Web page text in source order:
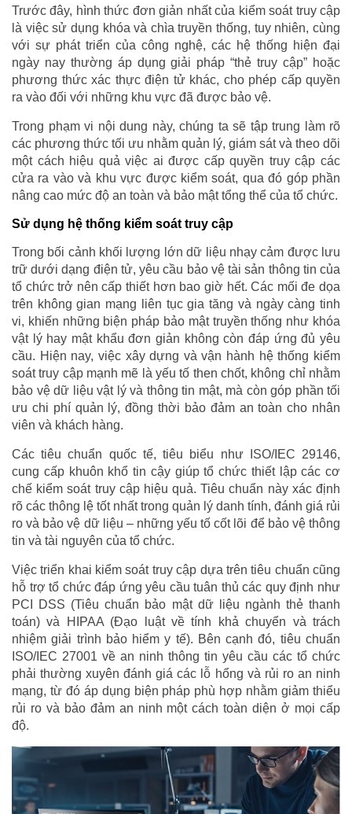
Trước đây, hình thức đơn giản nhất của kiểm soát truy cập
là việc sử dụng khóa và chìa truyền thống, tuy nhiên, cùng
với sự phát triển của công nghệ, các hệ thống hiện đại
ngày nay thường áp dụng giải pháp “thẻ truy cập” hoặc
phương thức xác thực điện tử khác, cho phép cấp quyền
ra vào đối với những khu vực đã được bảo vệ.
Trong phạm vi nội dung này, chúng ta sẽ tập trung làm rõ
các phương thức tối ưu nhằm quản lý, giám sát và theo dõi
một cách hiệu quả việc ai được cấp quyền truy cập các
cửa ra vào và khu vực được kiểm soát, qua đó góp phần
nâng cao mức độ an toàn và bảo mật tổng thể của tổ chức.
Sử dụng hệ thống kiểm soát truy cập
Trong bối cảnh khối lượng lớn dữ liệu nhạy cảm được lưu
trữ dưới dạng điện tử, yêu cầu bảo vệ tài sản thông tin của
tổ chức trở nên cấp thiết hơn bao giờ hết. Các mối đe dọa
trên không gian mạng liên tục gia tăng và ngày càng tinh
vi, khiến những biện pháp bảo mật truyền thống như khóa
vật lý hay mật khẩu đơn giản không còn đáp ứng đủ yêu
cầu. Hiện nay, việc xây dựng và vận hành hệ thống kiểm
soát truy cập mạnh mẽ là yếu tố then chốt, không chỉ nhằm
bảo vệ dữ liệu vật lý và thông tin mật, mà còn góp phần tối
ưu chi phí quản lý, đồng thời bảo đảm an toàn cho nhân
viên và khách hàng.
Các tiêu chuẩn quốc tế, tiêu biểu như ISO/IEC 29146,
cung cấp khuôn khổ tin cậy giúp tổ chức thiết lập các cơ
chế kiểm soát truy cập hiệu quả. Tiêu chuẩn này xác định
rõ các thông lệ tốt nhất trong quản lý danh tính, đánh giá rủi
ro và bảo vệ dữ liệu – những yếu tố cốt lõi để bảo vệ thông
tin và tài nguyên của tổ chức.
Việc triển khai kiểm soát truy cập dựa trên tiêu chuẩn cũng
hỗ trợ tổ chức đáp ứng yêu cầu tuân thủ các quy định như
PCI DSS (Tiêu chuẩn bảo mật dữ liệu ngành thẻ thanh
toán) và HIPAA (Đạo luật về tính khả chuyển và trách
nhiệm giải trình bảo hiểm y tế). Bên cạnh đó, tiêu chuẩn
ISO/IEC 27001 về an ninh thông tin yêu cầu các tổ chức
phải thường xuyên đánh giá các lỗ hổng và rủi ro an ninh
mạng, từ đó áp dụng biện pháp phù hợp nhằm giảm thiểu
rủi ro và bảo đảm an ninh một cách toàn diện ở mọi cấp
độ.